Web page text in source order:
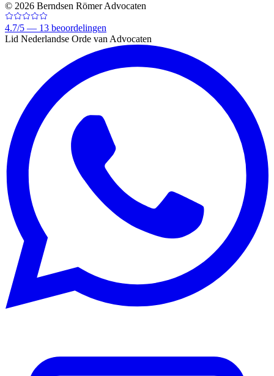
© 2026 Berndsen Römer Advocaten
4.7/5 — 13 beoordelingen
Lid Nederlandse Orde van Advocaten